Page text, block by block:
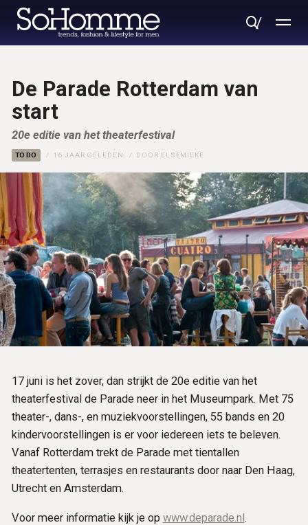
De Parade Rotterdam van
start
20e editie van het theaterfestival
TO DO 16 JAAR GELEDEN DOOR ELSEMIEKE
17 juni is het zover, dan strijkt de 20e editie van het
theaterfestival de Parade neer in het Museumpark. Met 75
theater-, dans-, en muziekvoorstellingen, 55 bands en 20
kindervoorstellingen is er voor iedereen iets te beleven.
Vanaf Rotterdam trekt de Parade met tientallen
theatertenten, terrasjes en restaurants door naar Den Haag,
Utrecht en Amsterdam.
Voor meer informatie kijk je op www.deparade.nl.